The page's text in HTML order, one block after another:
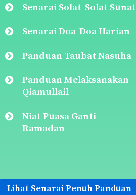
Senarai Solat-Solat Sunat
Senarai Doa-Doa Harian
Panduan Taubat Nasuha
Panduan Melaksanakan
Qiamullail
Niat Puasa Ganti
Ramadan
Lihat Senarai Penuh Panduan